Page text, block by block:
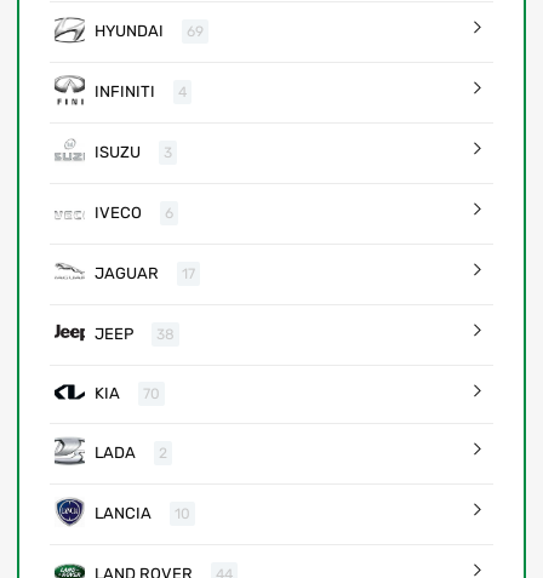
HYUNDAI 69
INFINITI 4
ISUZU 3
IVECO 6
JAGUAR 17
JEEP 38
KIA 70
LADA 2
LANCIA 10
LAND ROVER 44